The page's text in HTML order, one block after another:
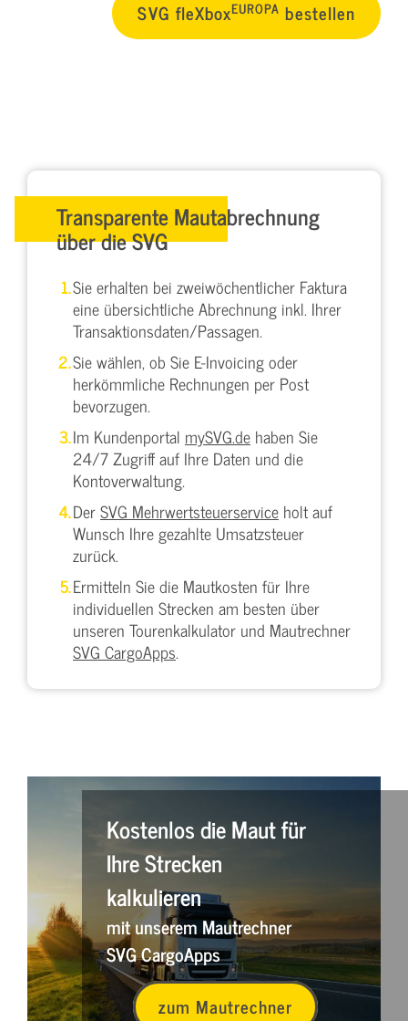
SVG fleXboxEUROPA bestellen
Transparente Mautabrechnung
über die SVG
Sie erhalten bei zweiwöchentlicher Faktura
eine übersichtliche Abrechnung inkl. Ihrer
Transaktionsdaten/Passagen.
Sie wählen, ob Sie E-Invoicing oder
herkömmliche Rechnungen per Post
bevorzugen.
Im Kundenportal mySVG.de haben Sie
24/7 Zugriff auf Ihre Daten und die
Kontoverwaltung.
DerSVG Mehrwertsteuerservice holt auf
Wunsch Ihre gezahlte Umsatzsteuer
zurück.
Ermitteln Sie die Mautkosten für Ihre
individuellen Strecken am besten über
unseren Tourenkalkulator und Mautrechner
SVG CargoApps.
Kostenlos die Maut für
Ihre Strecken
kalkulieren
mit unserem Mautrechner
SVG CargoApps
zum Mautrechner